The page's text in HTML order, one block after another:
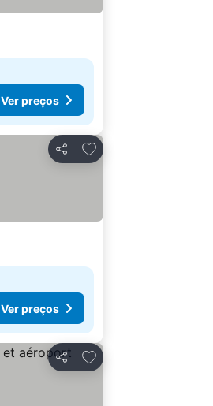
Ver preços
Partilhar
Adicionar aos favoritos
Ver preços
Partilhar
Adicionar aos favoritos